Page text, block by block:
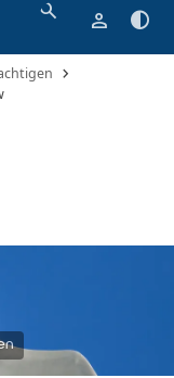
search person contrast
chevron_right